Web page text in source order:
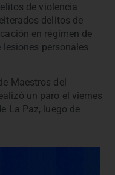
de violencia
delitos de
en régimen de
personales
Maestros del
un paro el viernes
La Paz, luego de